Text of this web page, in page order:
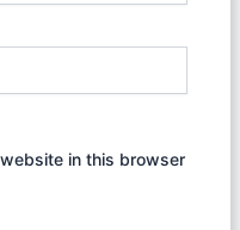
in this browser